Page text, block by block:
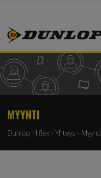
MYYNTI
Dunlop Hiflex › Yhteys › Myynti